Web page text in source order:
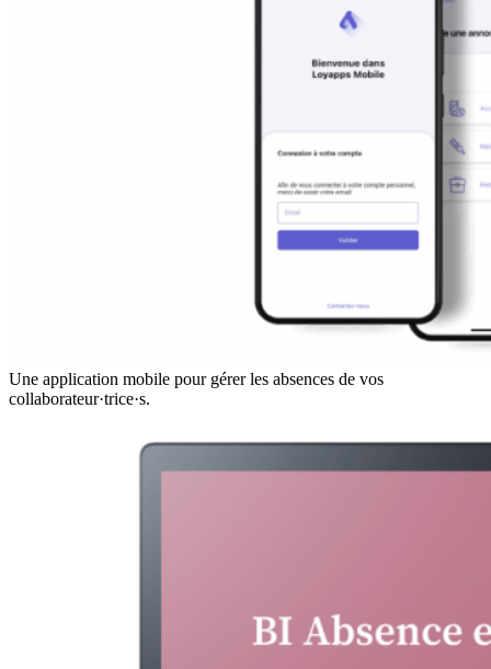
Une application mobile pour gérer les absences de vos
collaborateur·trice·s.